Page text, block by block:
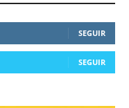
SEGUIR
SEGUIR